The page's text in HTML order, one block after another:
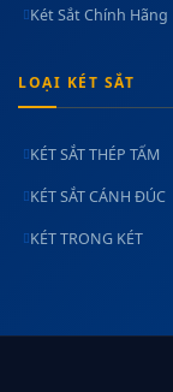
Két Sắt Chính Hãng
LOẠI KÉT SẮT
KÉT SẮT THÉP TẤM
KÉT SẮT CÁNH ĐÚC
KÉT TRONG KÉT